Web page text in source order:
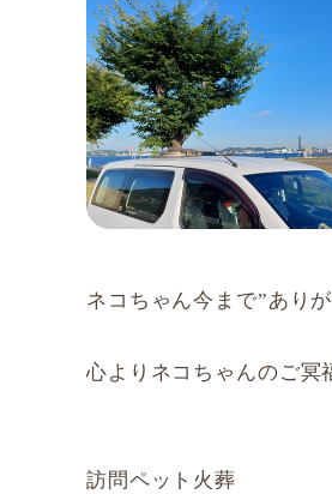
ネコちゃん今まで”あり
心よりネコちゃんのご冥
訪問ペット火葬